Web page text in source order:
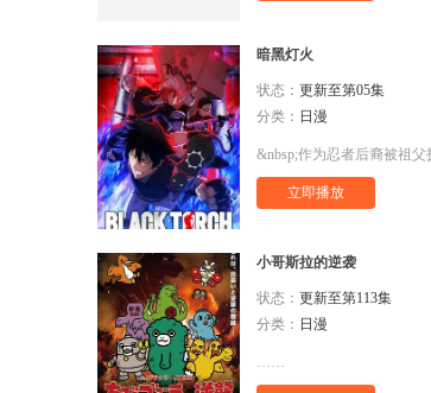
暗黑灯火
状态： 更新至第05集
分类： 日漫
立即播放
小哥斯拉的逆袭
状态： 更新至第113集
分类： 日漫
……